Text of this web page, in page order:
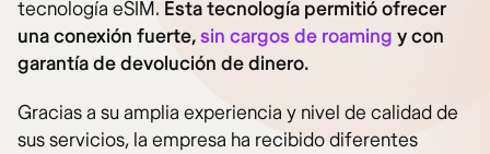
tecnología eSIM. Esta tecnología permitió ofrecer
una conexión fuerte,sin cargos de roaming y con
garantía de devolución de dinero.
Gracias a su amplia experiencia y nivel de calidad de
sus servicios, la empresa ha recibido diferentes